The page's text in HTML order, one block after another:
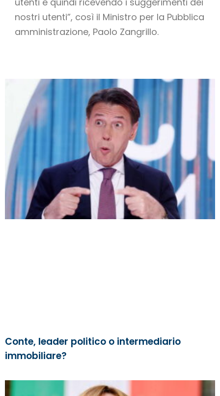
nostri utenti”, così il Ministro per la Pubblica
amministrazione, Paolo Zangrillo.
Conte, leader politico o intermediario
immobiliare?